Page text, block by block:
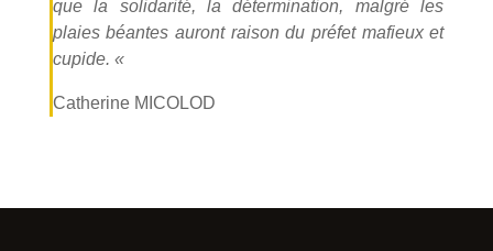
que la solidarité, la détermination, malgré les
plaies béantes auront raison du préfet mafieux et
cupide. «
Catherine MICOLOD